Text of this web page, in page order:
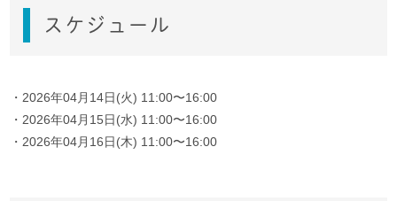
スケジュール
・2026年04月14日(火) 11:00〜16:00
・2026年04月15日(水) 11:00〜16:00
・2026年04月16日(木) 11:00〜16:00